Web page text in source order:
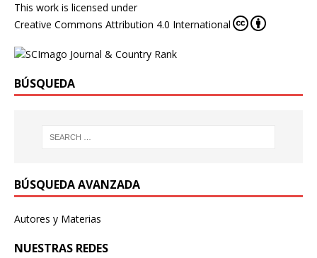
This work is licensed under
Creative Commons Attribution 4.0 International
BÚSQUEDA
BÚSQUEDA AVANZADA
Autores y Materias
NUESTRAS REDES